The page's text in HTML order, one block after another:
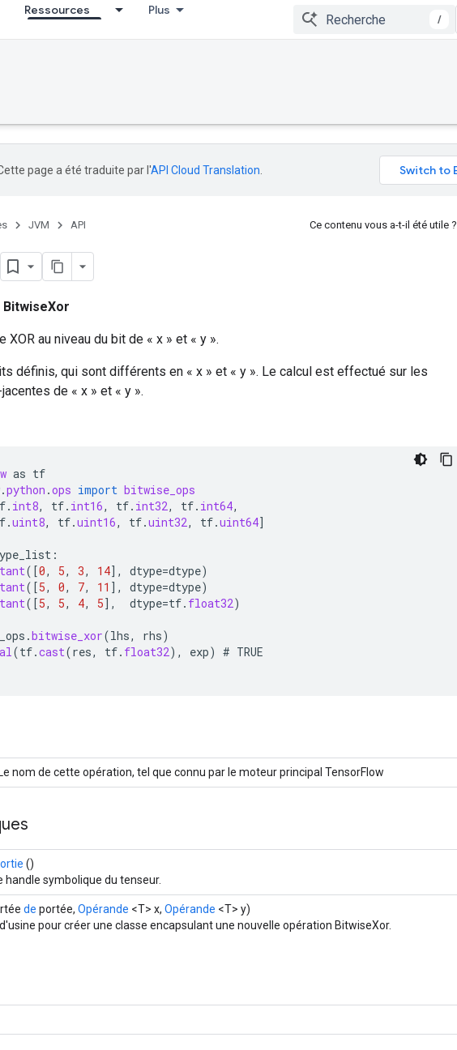
Ressources Plus
/
page a été traduite par l'API Cloud Translation
JVM API Ce contenu vous a-t-il été utile ?
BitwiseXor
au niveau du bit de « x » et « y ».
définis, qui sont différents en « x » et « y ». Le calcul est effectué sur les
de « x » et « y ».
as tf
.python .ops import bitwise_ops
. int8, tf. int16, tf. int32, tf. int64,
.uint8, tf.uint16, tf.uint32, tf.uint64]
:
( [0, 5, 3, 14] , dtype=dtype)
( [5, 0, 7, 11 ] , dtype=dtype)
( [5, 5, 4, 5] , dtype=tf. float32)
.bitwise_xor(lhs, rhs)
(tf.cast(res, tf. float32), exp) # TRUE
Le nom de cette opération, tel que connu par le moteur principal TensorFlow
()
handle symbolique du tenseur.
de portée, Opérande <T> x, Opérande <T> y)
pour créer une classe encapsulant une nouvelle opération BitwiseXor.